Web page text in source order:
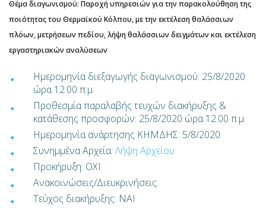
Θέμα διαγωνισμού: Παροχή υπηρεσιών για την παρακολούθηση της
ποιότητας του Θερμαϊκού Κόλπου, με την εκτέλεση θαλάσσιων
πλόων, μετρήσεων πεδίου, λήψη θαλάσσιων δειγμάτων και εκτέλεση
εργαστηριακών αναλύσεων
Ημερομηνία διεξαγωγής διαγωνισμού: 25/8/2020
ώρα 12.00 π.μ.
Προθεσμία παραλαβής τευχών διακήρυξης &
κατάθεσης προσφορών: 25/8/2020 ώρα 12.00 π.μ.
Ημερομηνία ανάρτησης ΚΗΜΔΗΣ: 5/8/2020
Συνημμένα Αρχεία: Λήψη Αρχείου
Προκήρυξη: OXI
Ανακοινώσεις/Διευκρινήσεις:
Τεύχoς διακήρυξης: ΝΑΙ